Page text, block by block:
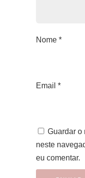
Nome *
Email *
Guardar o
neste
eu comentar.